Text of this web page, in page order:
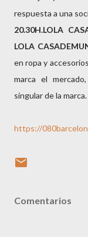
respuesta a una
20.30H.LOLA
LOLA
en ropa y
marca el
singular de la marca.
https://
Comentarios